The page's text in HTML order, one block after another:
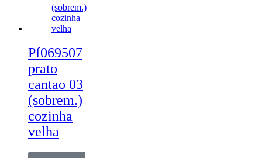
Pf069507
prato
cantao 03
(sobrem.)
cozinha
velha